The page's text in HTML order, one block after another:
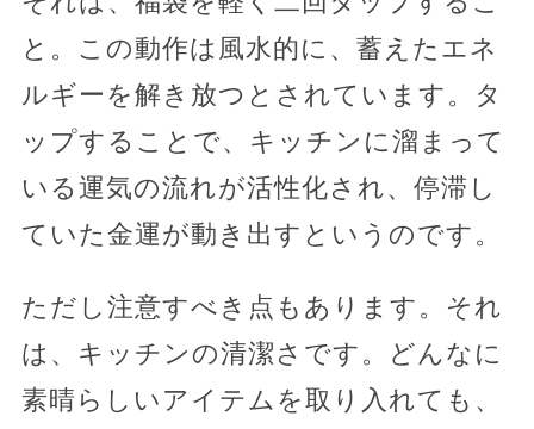
と。この動作は風水的に、蓄えたエネ
ルギーを解き放つとされています。タ
ップすることで、キッチンに溜まって
いる運気の流れが活性化され、停滞し
ていた金運が動き出すというのです。
ただし注意すべき点もあります。それ
は、キッチンの清潔さです。どんなに
素晴らしいアイテムを取り入れても、